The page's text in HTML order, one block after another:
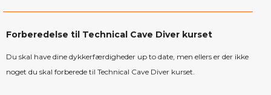
Forberedelse til Technical Cave Diver kurset
Du skal have dine dykkerfærdigheder up to date, men ellers er der ikke
noget du skal forberede til Technical Cave Diver kurset.